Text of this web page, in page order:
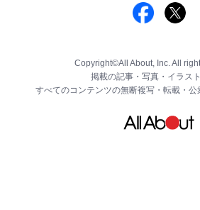
Copyright©All About, Inc. All
掲載の記事・写真・イラスト
すべてのコンテンツの無断複写・転載・公